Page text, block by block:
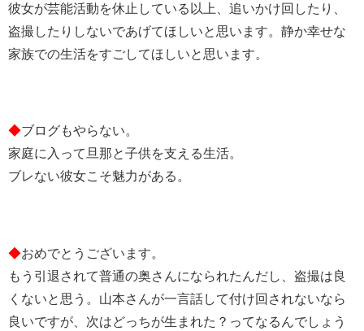
彼女が芸能活動を休止している以上、追いかけ回したり、
盗撮したりしないであげてほしいと思います。静か幸せな
家族での生活をすごしてほしいと思います。
◆ブログもやらない。
家庭に入って旦那と子供を支える生活。
ブレない彼女こそ魅力がある。
◆おめでとうございます。
もう引退されて普通の奥さんになられたんだし、盗撮は良
くないと思う。山本さんが一言話して付け回されないなら
良いですが、次はどっちが生まれた？ってなるんでしょう